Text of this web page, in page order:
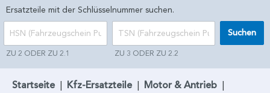
Ersatzteile mit der Schlüsselnummer suchen.
ZU 2 ODER ZU 2.1 ZU 3 ODER ZU 2.2
Suchen
Startseite | Kfz-Ersatzteile | Motor & Antrieb |